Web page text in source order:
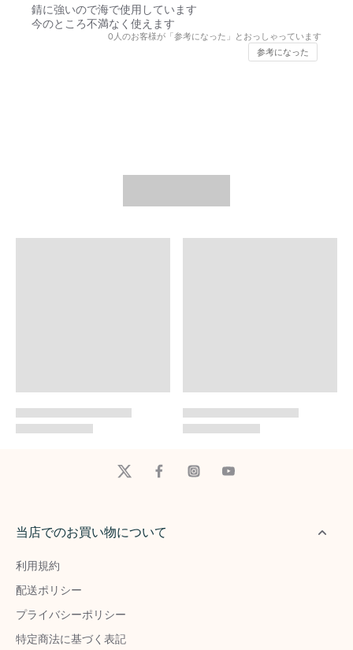
錆に強いので海で使用しています
今のところ不満なく使えます
0人のお客様が「参考になった」とおっしゃっています
参考になった
当店でのお買い物について
利用規約
配送ポリシー
プライバシーポリシー
特定商法に基づく表記